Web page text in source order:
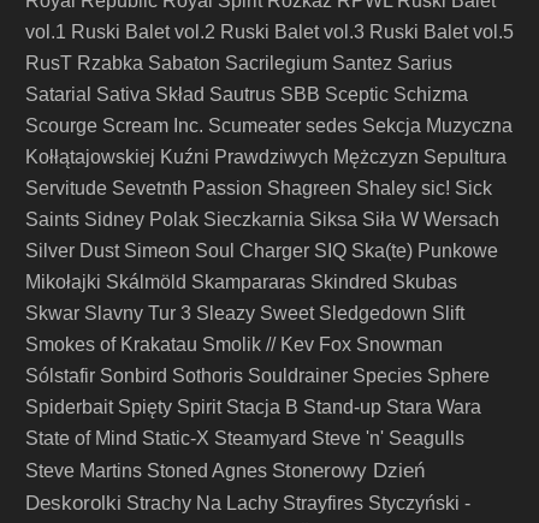
vol.1 Ruski Balet vol.2 Ruski Balet vol.3 Ruski Balet vol.5
RusT Rzabka Sabaton Sacrilegium Santez Sarius
Satarial Sativa Skład Sautrus SBB Sceptic Schizma
Scourge Scream Inc. Scumeater sedes Sekcja Muzyczna
Kołłątajowskiej Kuźni Prawdziwych Mężczyzn Sepultura
Servitude Sevetnth Passion Shagreen Shaley sic! Sick
Saints Sidney Polak Sieczkarnia Siksa Siła W Wersach
Silver Dust Simeon Soul Charger SIQ Ska(te) Punkowe
Mikołajki Skálmöld Skampararas Skindred Skubas
Skwar Slavny Tur 3 Sleazy Sweet Sledgedown Slift
Smokes of Krakatau Smolik // Kev Fox Snowman
Sólstafir Sonbird Sothoris Souldrainer Species Sphere
Spiderbait Spięty Spirit Stacja B Stand-up Stara Wara
State of Mind Static-X Steamyard Steve 'n' Seagulls
Steve Martins Stoned Agnes Stonerowy Dzień
Deskorolki Strachy Na Lachy Strayfires Styczyński -